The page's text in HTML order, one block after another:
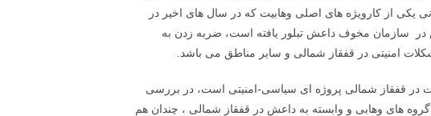
یکی از کارویژه های اصلی وهابیت که در سال های اخیر در
سازمان مخوف داعش تبلور یافته است، ضربه زدن به
امنیتی در قفقاز شمالی و سایر مناطق می باشد.
در قفقاز شمالی پروژه ای سیاسی-امنیتی است، در بررسی
های وهابی و وابسته به داعش در قفقاز شمالی ، چندان هم